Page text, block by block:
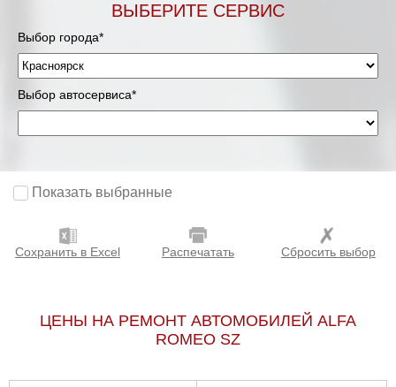
ВЫБЕРИТЕ СЕРВИС
Выбор города*
Выбор автосервиса*
Показать выбранные
Сохранить в Excel Распечатать Сбросить выбор
ЦЕНЫ НА РЕМОНТ АВТОМОБИЛЕЙ ALFA
ROMEO SZ